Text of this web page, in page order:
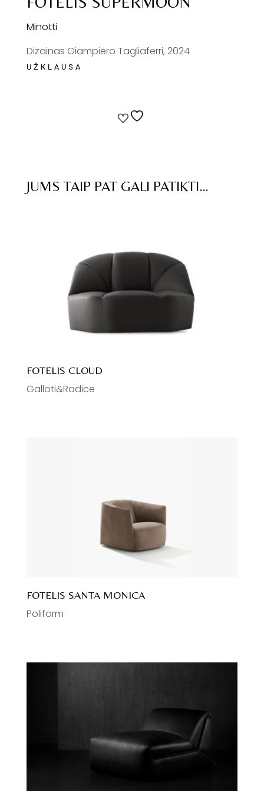
Minotti
Dizainas Giampiero Tagliaferri, 2024
JUMS TAIP PAT GALI PATIKTI…
FOTELIS CLOUD
Galloti&Radice
FOTELIS SANTA MONICA
Poliform